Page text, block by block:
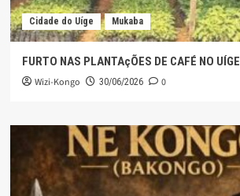
Cidade do Uíge Mukaba
FURTO NAS PLANTAçÕES DE CAFÉ NO UÍGE
Wizi-Kongo 30/06/2026 0